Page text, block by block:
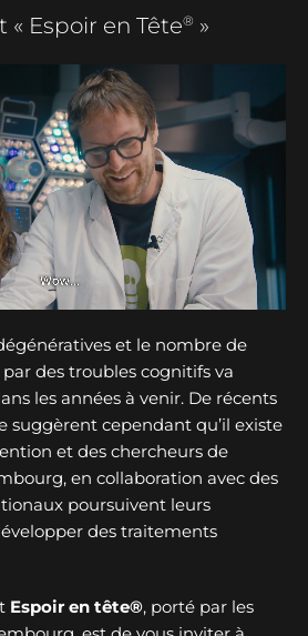
« Espoir en Tête® »
et le nombre de
des troubles cognitifs va
les années à venir. De récents
suggèrent cependant qu’il existe
et des chercheurs de
en collaboration avec des
poursuivent leurs
des traitements
Espoir en tête®, porté par les